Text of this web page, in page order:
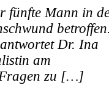
fünfte Mann in
Dr. Ina
am
zu […]